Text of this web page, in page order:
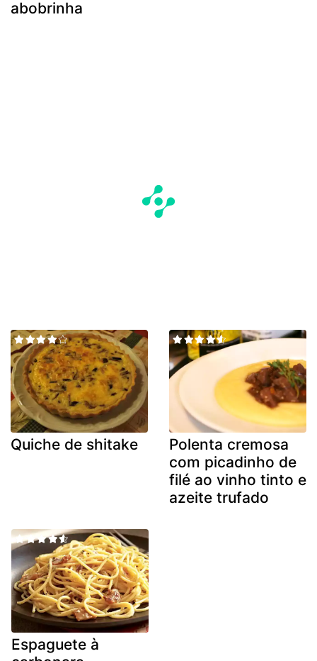
abobrinha
Quiche de shitake
Polenta cremosa
com picadinho de
filé ao vinho tinto e
azeite trufado
Espaguete à